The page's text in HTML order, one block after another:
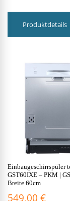
Produktdetails
Einbaugeschirrspüler
GST60IXE – PKM |
Breite 60cm
549,00 €